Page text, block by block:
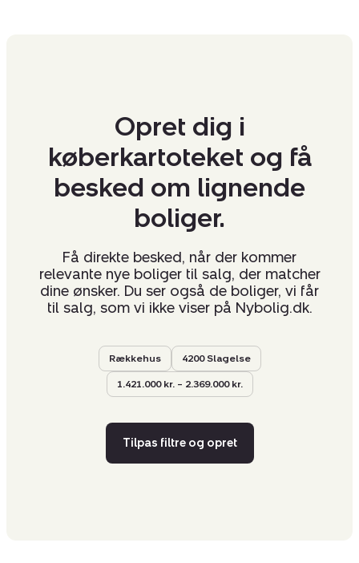
Opret dig i
køberkartoteket og få
besked om lignende
boliger.
Få direkte besked, når der kommer
relevante nye boliger til salg, der matcher
dine ønsker. Du ser også de boliger, vi får
til salg, som vi ikke viser på Nybolig.dk.
Rækkehus 4200 Slagelse
1.421.000 kr. – 2.369.000 kr.
Tilpas filtre og opret